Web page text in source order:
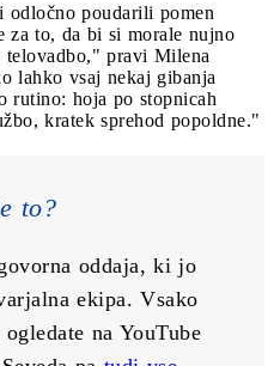
odločno poudarili pomen
za to, da bi si morale nujno
pravi Milena
lahko vsaj nekaj gibanja
rutino: hoja po stopnicah
kratek sprehod popoldne."
to?
oddaja, ki jo
ekipa. Vsako
na YouTube